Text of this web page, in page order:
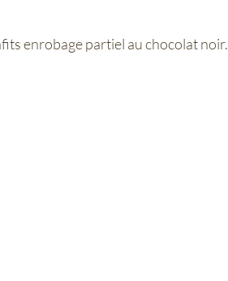
enrobage partiel au chocolat noir.